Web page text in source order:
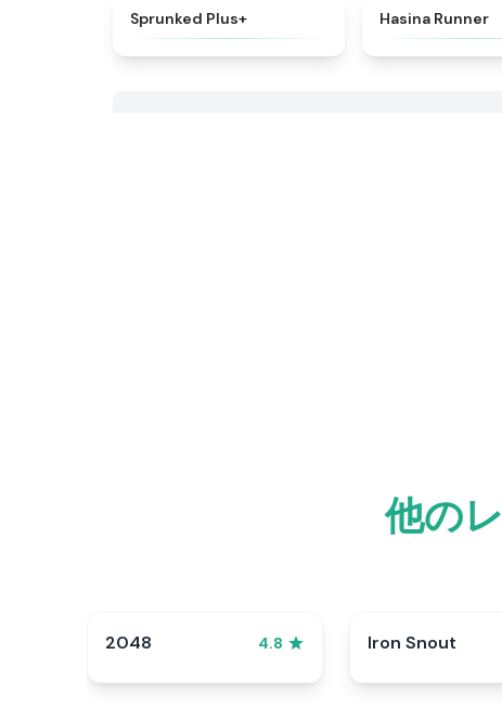
Sprunked Plus+ Hasina Runner
他の
2048 4.8 Iron Snout